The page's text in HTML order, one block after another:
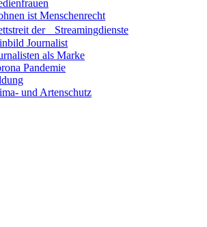
ist Menschenrecht
der Streamingdienste
Journalist
als Marke
Pandemie
und Artenschutz